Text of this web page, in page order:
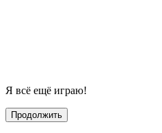
Я всё ещё играю!
Продолжить